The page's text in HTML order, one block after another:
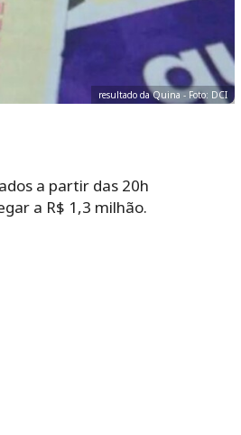
resultado da Quina - Foto: DCI
a partir das 20h
a R$ 1,3 milhão.